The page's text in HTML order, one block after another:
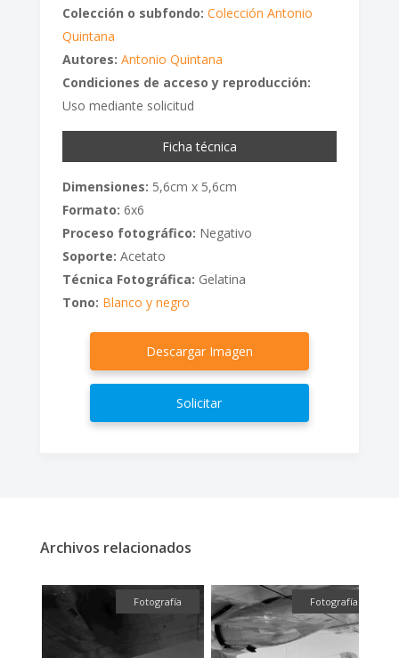
Colección o subfondo: Colección Antonio
Quintana
Autores: Antonio Quintana
Condiciones de acceso y reproducción:
Uso mediante solicitud
Ficha técnica
Dimensiones: 5,6cm x 5,6cm
Formato: 6x6
Proceso fotográfico: Negativo
Soporte: Acetato
Técnica Fotográfica: Gelatina
Tono: Blanco y negro
Descargar Imagen
Solicitar
Archivos relacionados
Fotografía Fotografía